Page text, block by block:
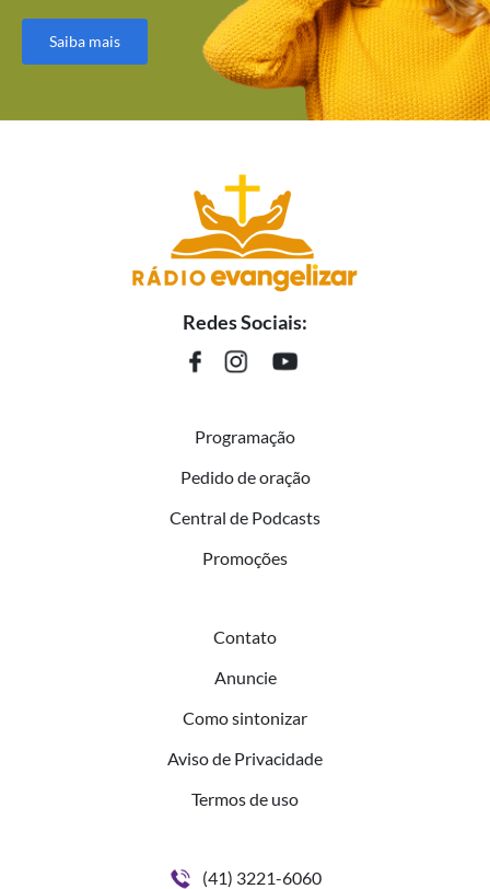
Saiba mais
Redes Sociais:
Programação
Pedido de oração
Central de Podcasts
Promoções
Contato
Anuncie
Como sintonizar
Aviso de Privacidade
Termos de uso
(41) 3221-6060